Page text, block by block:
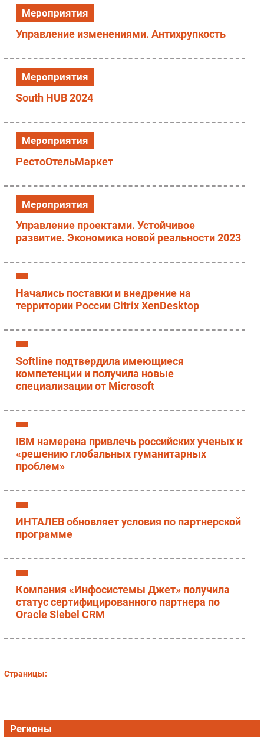
Тестовый стенд
Каталог компаний
Мероприятия
Управление изменениями. Антихрупкость
Мероприятия
South HUB 2024
Мероприятия
РестоОтельМаркет
Мероприятия
Управление проектами. Устойчивое
развитие. Экономика новой реальности 2023
Начались поставки и внедрение на
территории России Citrix XenDesktop
Softline подтвердила имеющиеся
компетенции и получила новые
специализации от Microsoft
IBM намерена привлечь российских ученых к
«решению глобальных гуманитарных
проблем»
ИНТАЛЕВ обновляет условия по партнерской
программе
Компания «Инфосистемы Джет» получила
статус сертифицированного партнера по
Oracle Siebel CRM
Страницы:
Регионы